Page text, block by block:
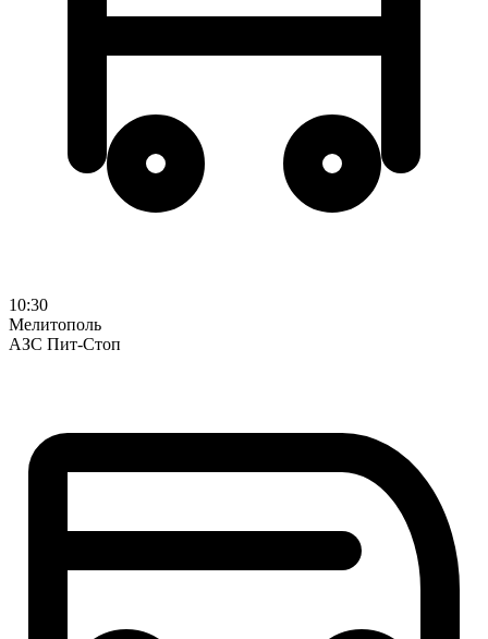
10:30
Мелитополь
АЗС Пит-Стоп